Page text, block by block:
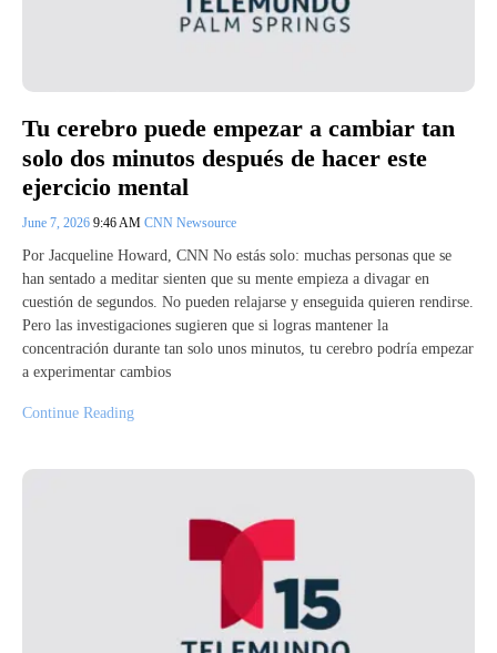
Tu cerebro puede empezar a cambiar tan
solo dos minutos después de hacer este
ejercicio mental
June 7, 2026 9:46 AM CNN Newsource
Por Jacqueline Howard, CNN No estás solo: muchas personas que se
han sentado a meditar sienten que su mente empieza a divagar en
cuestión de segundos. No pueden relajarse y enseguida quieren rendirse.
Pero las investigaciones sugieren que si logras mantener la
concentración durante tan solo unos minutos, tu cerebro podría empezar
a experimentar cambios
Continue Reading